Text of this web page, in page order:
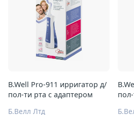
B.Well Pro-911 ирригатор д/
пол-ти рта с адаптером
Б.Велл Лтд